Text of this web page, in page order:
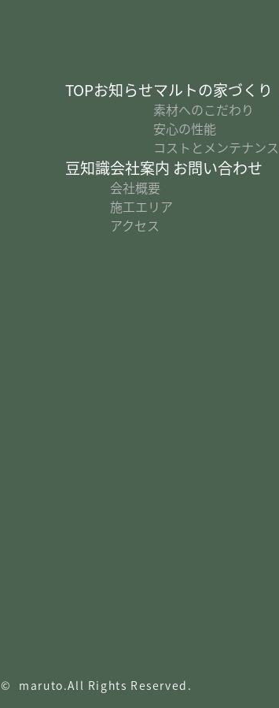
TOPお知らせマルトの家づくり
素材へのこだわり
安心の性能
コストとメンテナンス
豆知識会社案内
会社概要
施工エリア
アクセス
お問い合わせ
© maruto.All Rights Reserved.